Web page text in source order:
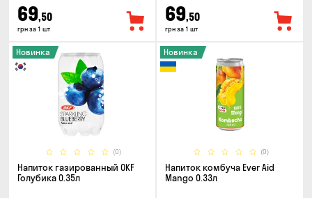
69,50
грн за 1 шт
69,50
грн за 1 шт
(0)
Новинка
Напиток газированный OKF
Голубика 0.35л
(0)
Новинка
Напиток комбуча Ever Aid
Mango 0.33л